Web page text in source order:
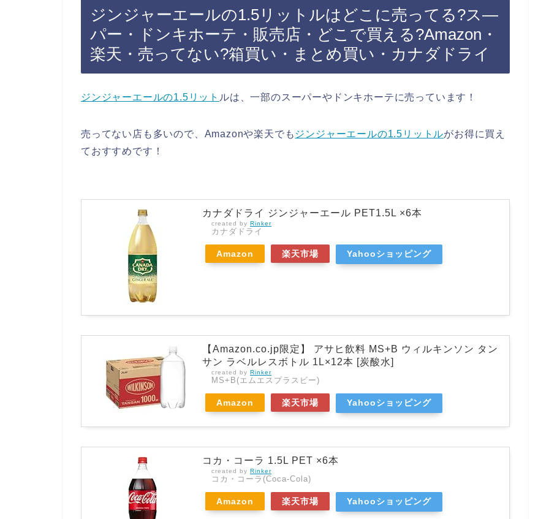
ジンジャーエールの1.5リットルはどこに売ってる?ス―
パー・ドンキホーテ・販売店・どこで買える?Amazon・
楽天・売ってない?箱買い・まとめ買い・カナダドライ
ジンジャーエールの1.5リット ルは、一部のスーパーやドンキホーテに売っています！
売ってない店も多いので、Amazonや楽天でも ジンジャーエールの1.5リットルがお得に買え
ておすすめです！
カナダドライ ジンジャーエール PET1.5L ×6本
created by Rinker
カナダドライ
Amazon 楽天市場 Yahooショッピング
【Amazon.co.jp限定】 アサヒ飲料 MS+B ウィルキンソン タン
サン ラベルレスボトル 1L×12本 [炭酸水]
created by Rinker
MS+B(エムエスプラスビー)
Amazon 楽天市場 Yahooショッピング
コカ・コーラ 1.5L PET ×6本
created by Rinker
コカ・コーラ(Coca-Cola)
Amazon 楽天市場 Yahooショッピング